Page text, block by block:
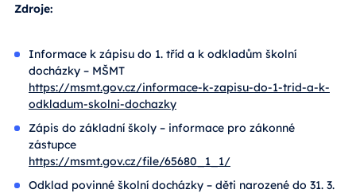
Zdroje:
Informace k zápisu do 1. tříd a k odkladům školní
docházky – MŠMT
https://msmt.gov.cz/informace-k-zapisu-do-1-trid-a-k-
odkladum-skolni-dochazky
Zápis do základní školy – informace pro zákonné
zástupce
https://msmt.gov.cz/file/65680_1_1/
Odklad povinné školní docházky – děti narozené do 31. 3.